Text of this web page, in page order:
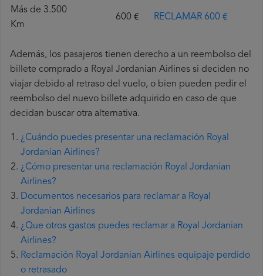
Más de 3.500
Km
600 € RECLAMAR 600 €
Además, los pasajeros tienen derecho a un reembolso del
billete comprado a Royal Jordanian Airlines si deciden no
viajar debido al retraso del vuelo, o bien pueden pedir el
reembolso del nuevo billete adquirido en caso de que
decidan buscar otra alternativa.
¿Cuándo puedes presentar una reclamación Royal
Jordanian Airlines?
¿Cómo presentar una reclamación Royal Jordanian
Airlines?
Documentos necesarios para reclamar a Royal
Jordanian Airlines
¿Que otros gastos puedes reclamar a Royal Jordanian
Airlines?
Reclamación Royal Jordanian Airlines equipaje perdido
o retrasado